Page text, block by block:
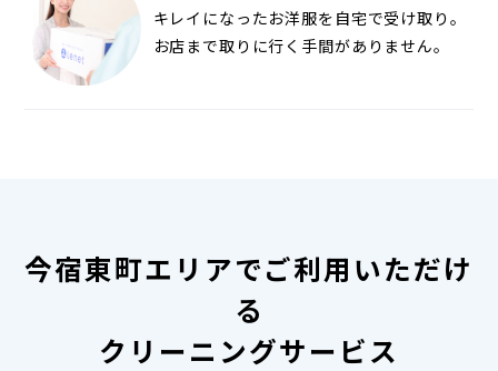
キレイになったお洋服を自宅で受け取り。
お店まで取りに行く手間がありません。
今宿東町エリアでご利用いただけ
る
クリーニングサービス